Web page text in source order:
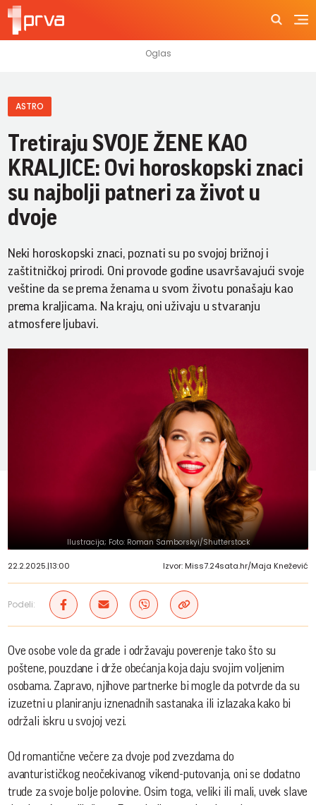
ASTRO
Tretiraju SVOJE ŽENE KAO
KRALJICE: Ovi horoskopski znaci
su najbolji patneri za život u
dvoje
Neki horoskopski znaci, poznati su po svojoj brižnoj i
zaštitničkoj prirodi. Oni provode godine usavršavajući svoje
veštine da se prema ženama u svom životu ponašaju kao
prema kraljicama. Na kraju, oni uživaju u stvaranju
atmosfere ljubavi.
Ilustracija; Foto: Roman Samborskyi/Shutterstock
22.2.2025.|13:00 Izvor: Miss7.24sata.hr/Maja Knežević
Podeli:
Ove osobe vole da grade i održavaju poverenje tako što su
poštene, pouzdane i drže obećanja koja daju svojim voljenim
osobama. Zapravo, njihove partnerke bi mogle da potvrde da su
izuzetni u planiranju iznenadnih sastanaka ili izlazaka kako bi
održali iskru u svojoj vezi.
Od romantične večere za dvoje pod zvezdama do
avanturističkog neočekivanog vikend-putovanja, oni se dodatno
trude za svoje bolje polovine. Osim toga, veliki ili mali, uvek slave